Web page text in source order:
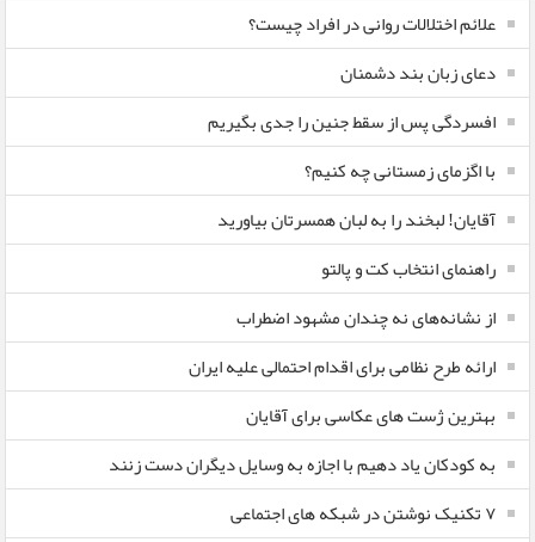
علائم اختلالات روانی در افراد چیست؟
دعای زبان بند دشمنان
افسردگی پس از سقط جنین را جدی بگیریم
با اگزمای زمستانی چه کنیم؟
آقایان! لبخند را به لبان همسرتان بیاورید
راهنمای انتخاب کت و پالتو
از نشانه‌های نه چندان مشهود اضطراب
ارائه طرح نظامی برای اقدام احتمالی علیه ایران
بهترین ژست های عکاسی برای آقایان
به کودکان یاد دهیم با اجازه به وسایل دیگران دست زنند
۷ تکنیک نوشتن در شبکه های اجتماعی